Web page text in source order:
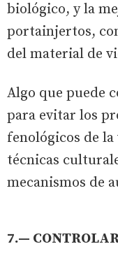
biológico, y la
portainjertos,
del material de
Algo que puede
para evitar los
fenológicos de
técnicas
mecanismos de
7.—